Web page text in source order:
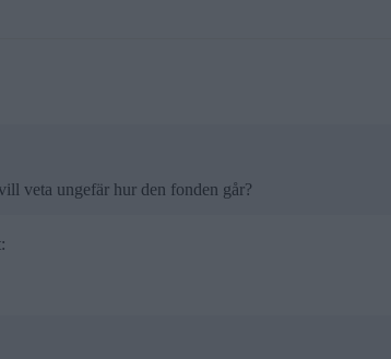
veta ungefär hur den fonden går?